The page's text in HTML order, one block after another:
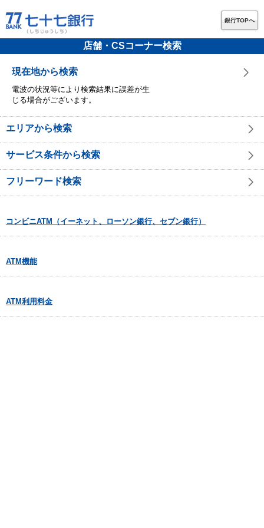
銀行TOPへ
店舗・CSコーナー検索
現在地から検索
電波の状況等により検索結果に誤差が生
じる場合がございます。
エリアから検索
サービス条件から検索
フリーワード検索
コンビニATM（イーネット、ローソン銀行、セブン銀行）
ATM機能
ATM利用料金